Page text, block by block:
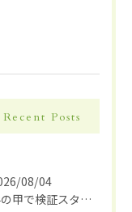
Recent Posts
08/04
【手の甲で検証スタート】✋✨